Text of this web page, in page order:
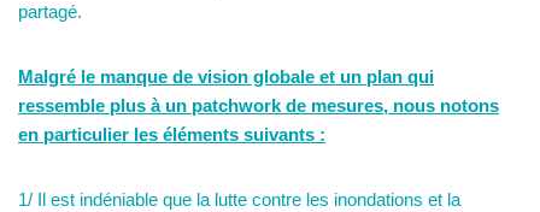
partagé.
Malgré le manque de vision globale et un plan qui
ressemble plus à un patchwork de mesures, nous notons
en particulier les éléments suivants :
1/ Il est indéniable que la lutte contre les inondations et la